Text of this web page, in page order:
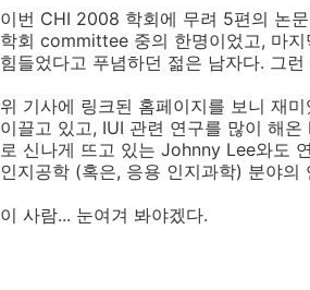
이번 CHI 2008 학회에 무려 5편의 논
학회 committee 중의 한명이었고, 마
힘들었다고 푸념하던 젊은 남자다. 그
위 기사에 링크된 홈페이지를 보니 재
이끌고 있고, IUI 관련 연구를 많이 해
로 신나게 뜨고 있는 Johnny Lee와도
인지공학 (혹은, 응용 인지과학) 분야의
이 사람... 눈여겨 봐야겠다.